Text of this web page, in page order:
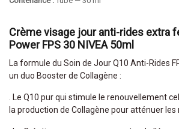
Crème visage jour anti-rides extra
Power FPS 30 NIVEA 50ml
La formule du Soin de Jour Q10 Anti-Rides
un duo Booster de Collagène :
. Le Q10 pur qui stimule le renouvellement
la production de Collagène pour atténuer les